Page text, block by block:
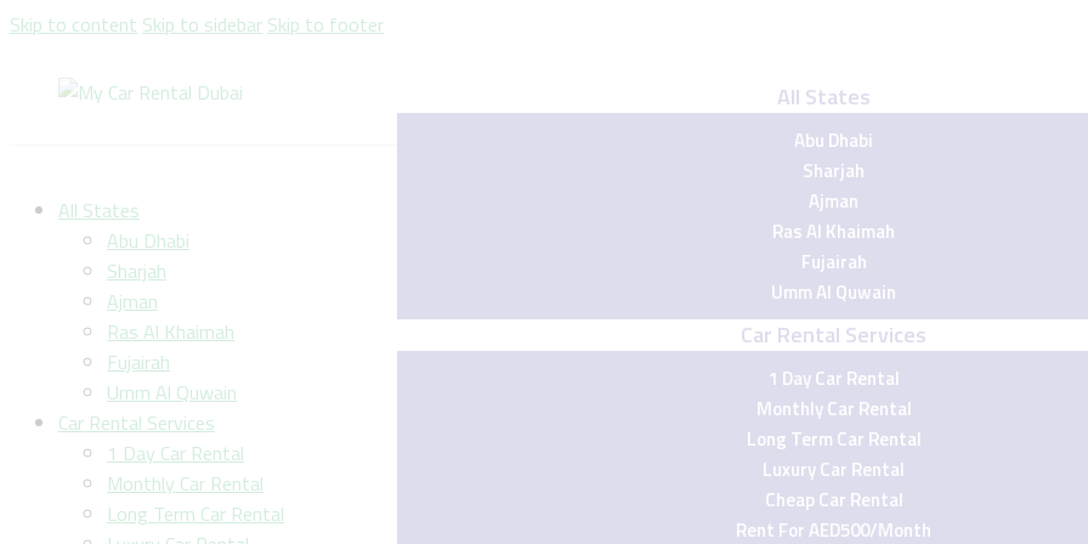
Skip to content Skip to sidebar Skip to footer
All States
Abu Dhabi
Sharjah
Ajman
Ras Al Khaimah
Fujairah
Umm Al Quwain
Car Rental Services
1 Day Car Rental
Monthly Car Rental
Long Term Car Rental
Luxury Car Rental
Cheap Car Rental
Rent For AED500/Month
All States
Abu Dhabi
Sharjah
Ajman
Ras Al Khaimah
Fujairah
Umm Al Quwain
Car Rental Services
1 Day Car Rental
Monthly Car Rental
Long Term Car Rental